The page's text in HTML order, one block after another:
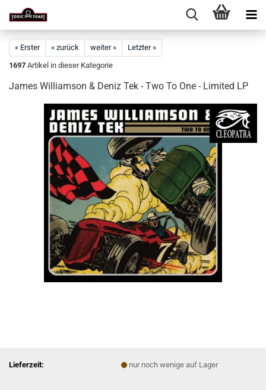
« Erster « zurück weiter »
Letzter »
1697 Artikel in dieser Kategorie
James Williamson & Deniz Tek - Two To One - Limited LP
Lieferzeit: nur noch wenige auf Lager